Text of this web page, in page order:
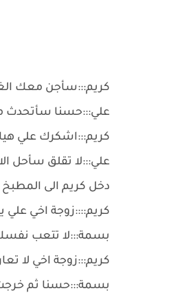
كريم:::سأجن معك
علي:::حسنا سأتحدث
كريم:::اشكرك علي
علي:::لا تقلق سأحل
دخل كريم الى
كريم::::زوجة اخي
بسمة:::لا تتعب
كريم:::زوجة اخي لا
بسمة:::حسنا ثم خرجت